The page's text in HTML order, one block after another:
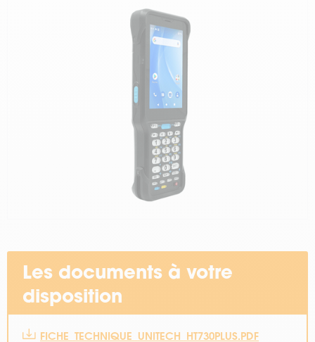
Les documents à votre
disposition
FICHE_TECHNIQUE_UNITECH_HT730PLUS.PDF